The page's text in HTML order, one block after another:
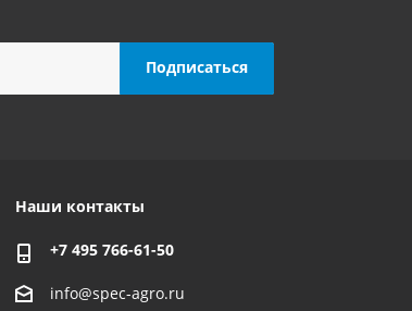
Наши контакты
+7 495 766-61-50
info@spec-agro.ru